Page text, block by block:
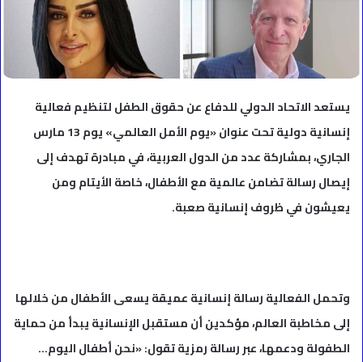
يستعد الاتحاد الدولي للدفاع عن حقوق الطفل لتنظيم فعالية
إنسانية دولية تحت عنوان «يوم الأمل العالمي» يوم 13 مارس
الجاري، بمشاركة عدد من الدول العربية، في مبادرة تهدف إلى
إيصال رسالة تضامن عالمية مع الأطفال، خاصة الأيتام ومن
يعيشون في ظروف إنسانية صعبة.
وتحمل الفعالية رسالة إنسانية عميقة يسعى الأطفال من خلالها
إلى مخاطبة العالم، مؤكدين أن مستقبل الإنسانية يبدأ من حماية
الطفولة ودعمها، عبر رسالة رمزية تقول: «نحن أطفال اليوم…